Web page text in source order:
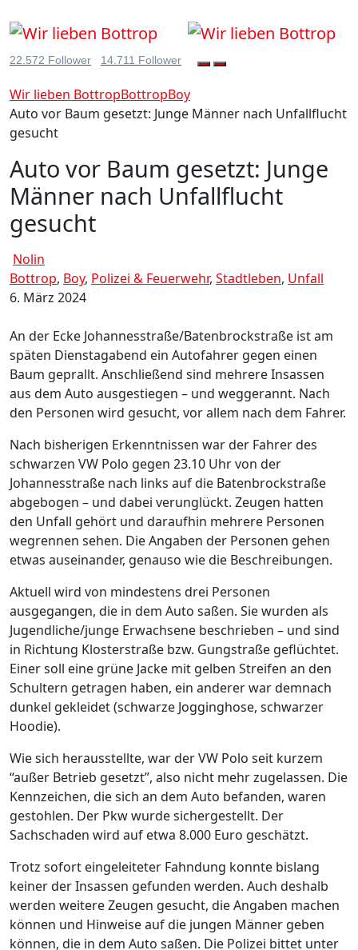
22.572 Follower 14.711 Follower
Wir lieben BottropBottropBoy
Auto vor Baum gesetzt: Junge Männer nach Unfallflucht
gesucht
Auto vor Baum gesetzt: Junge
Männer nach Unfallflucht
gesucht
Nolin
Bottrop, Boy, Polizei & Feuerwehr, Stadtleben, Unfall
6. März 2024
An der Ecke Johannesstraße/Batenbrockstraße ist am
späten Dienstagabend ein Autofahrer gegen einen
Baum geprallt. Anschließend sind mehrere Insassen
aus dem Auto ausgestiegen – und weggerannt. Nach
den Personen wird gesucht, vor allem nach dem Fahrer.
Nach bisherigen Erkenntnissen war der Fahrer des
schwarzen VW Polo gegen 23.10 Uhr von der
Johannesstraße nach links auf die Batenbrockstraße
abgebogen – und dabei verunglückt. Zeugen hatten
den Unfall gehört und daraufhin mehrere Personen
wegrennen sehen. Die Angaben der Personen gehen
etwas auseinander, genauso wie die Beschreibungen.
Aktuell wird von mindestens drei Personen
ausgegangen, die in dem Auto saßen. Sie wurden als
Jugendliche/junge Erwachsene beschrieben – und sind
in Richtung Klosterstraße bzw. Gungstraße geflüchtet.
Einer soll eine grüne Jacke mit gelben Streifen an den
Schultern getragen haben, ein anderer war demnach
dunkel gekleidet (schwarze Jogginghose, schwarzer
Hoodie).
Wie sich herausstellte, war der VW Polo seit kurzem
“außer Betrieb gesetzt”, also nicht mehr zugelassen. Die
Kennzeichen, die sich an dem Auto befanden, waren
gestohlen. Der Pkw wurde sichergestellt. Der
Sachschaden wird auf etwa 8.000 Euro geschätzt.
Trotz sofort eingeleiteter Fahndung konnte bislang
keiner der Insassen gefunden werden. Auch deshalb
werden weitere Zeugen gesucht, die Angaben machen
können und Hinweise auf die jungen Männer geben
können, die in dem Auto saßen. Die Polizei bittet unter